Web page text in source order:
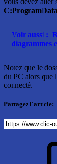
C:ProgramData
Voir aussi :
diagrammes
Notez que le
du PC alors que
connecté.
Partagez l'article: